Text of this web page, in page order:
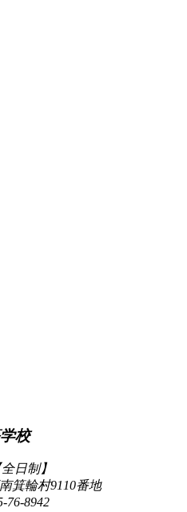
日制】
箕輪村9110番地
76-8942